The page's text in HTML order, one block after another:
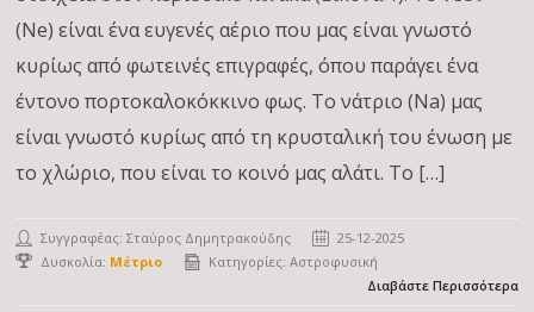
(Ne) είναι ένα ευγενές αέριο που μας είναι γνωστό
κυρίως από φωτεινές επιγραφές, όπου παράγει ένα
έντονο πορτοκαλοκόκκινο φως. Το νάτριο (Na) μας
είναι γνωστό κυρίως από τη κρυσταλική του ένωση με
το χλώριο, που είναι το κοινό μας αλάτι. Το […]
Συγγραφέας:Σταύρος Δημητρακούδης
25-12-2025
Δυσκολία: Μέτριο Κατηγορίες:Αστροφυσική
Διαβάστε Περισσότερα